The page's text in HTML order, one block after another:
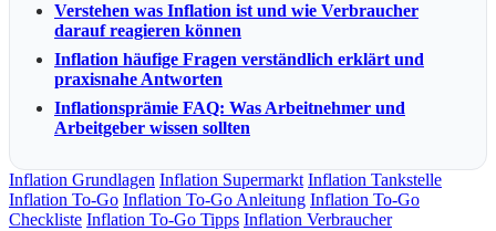
Verstehen was Inflation ist und wie Verbraucher
darauf reagieren können
Inflation häufige Fragen verständlich erklärt und
praxisnahe Antworten
Inflationsprämie FAQ: Was Arbeitnehmer und
Arbeitgeber wissen sollten
Inflation Grundlagen Inflation Supermarkt Inflation Tankstelle
Inflation To-Go Inflation To-Go Anleitung Inflation To-Go
Checkliste Inflation To-Go Tipps Inflation Verbraucher